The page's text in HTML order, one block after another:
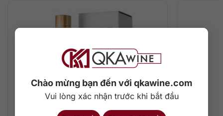
Chào mừng bạn đến với qkawine.com
Vui lòng xác nhận trước khi bắt đầu
Nồng độ: 40%
Màu sắc: Trong suốt
Cách thưởng thức: Uống nguyên chất, thêm đá viên, pha
Mô tả hương vị rượu và gợi ý thưởng thức
Một chai gin cổ điển, trang nhã và truyền thống cùng với